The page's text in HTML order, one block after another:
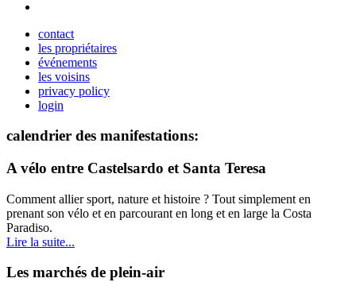
contact
les propriétaires
événements
les voisins
privacy policy
login
calendrier des manifestations:
A vélo entre Castelsardo et Santa Teresa
Comment allier sport, nature et histoire ? Tout simplement en
prenant son vélo et en parcourant en long et en large la Costa
Paradiso.
Lire la suite...
Les marchés de plein-air